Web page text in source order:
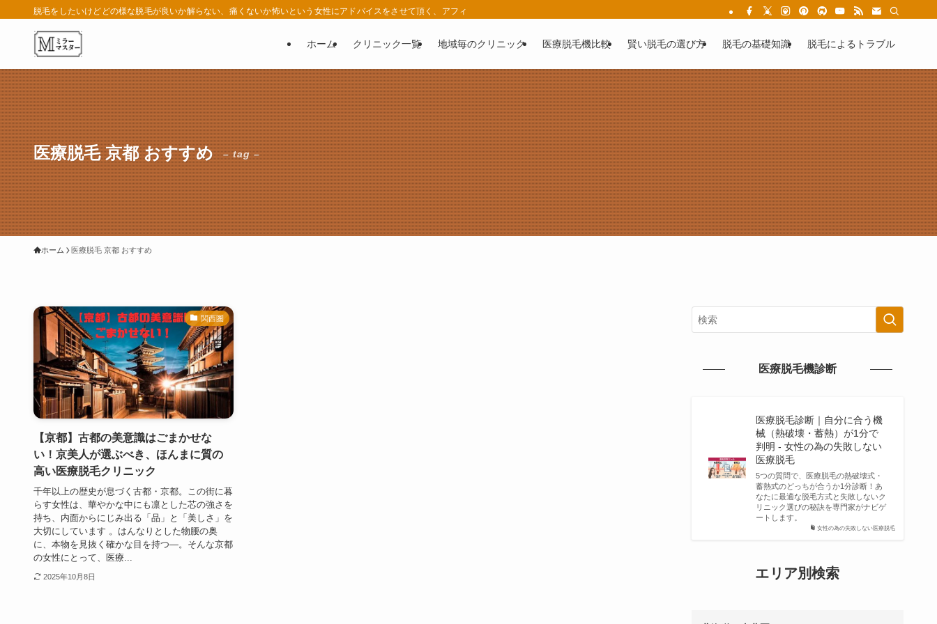
脱毛をしたいけどどの様な脱毛が良いか解らない、痛くないか怖いという女性にアドバイスをさせて頂く、アフィリエイト広告を利用したサイトです。 | 女性の為の失敗しない医療脱毛
ホーム クリニック一覧 地域毎のクリニック 医療脱毛機比較 賢い脱毛の選び方 脱毛の基礎知識 脱毛によるトラブル
医療脱毛 京都 おすすめ – tag –
ホーム 医療脱毛 京都 おすすめ
関西圏
【京都】古都の美意識はごまかせな
い！京美人が選ぶべき、ほんまに質の
高い医療脱毛クリニック
千年以上の歴史が息づく古都・京都。この街に暮
らす女性は、華やかな中にも凛とした芯の強さを
持ち、内面からにじみ出る「品」と「美しさ」を
大切にしています 。はんなりとした物腰の奥
に、本物を見抜く確かな目を持つ—。そんな京都
の女性にとって、医療...
2025年10月8日
医療脱毛機診断
女性の為の失敗しない医療脱毛
医療脱毛診断｜自分に合う機
械（熱破壊・蓄熱）が1分で
判明 - 女性の為の失敗しない
医療脱毛
5つの質問で、医療脱毛の熱破壊式・
蓄熱式のどっちが合うか1分診断！あ
なたに最適な脱毛方式と失敗しないク
リニック選びの秘訣を専門家がナビゲ
ートします。
エリア別検索